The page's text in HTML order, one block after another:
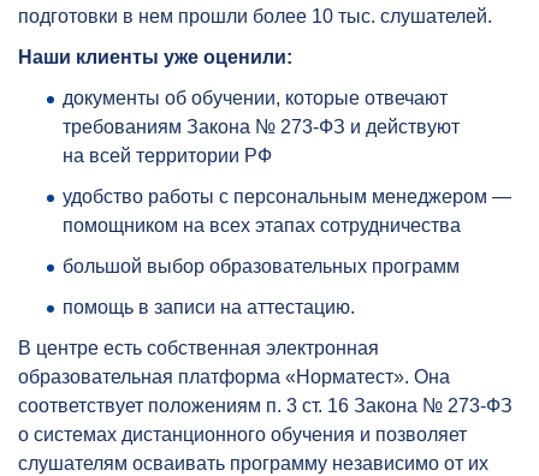
подготовки в нем прошли более 10 тыс. слушателей.
Наши клиенты уже оценили:
документы об обучении, которые отвечают
требованиям Закона № 273-ФЗ и действуют
на всей территории РФ
удобство работы с персональным менеджером —
помощником на всех этапах сотрудничества
большой выбор образовательных программ
помощь в записи на аттестацию.
В центре есть собственная электронная
образовательная платформа «Норматест». Она
соответствует положениям п. 3 ст. 16 Закона № 273-ФЗ
о системах дистанционного обучения и позволяет
слушателям осваивать программу независимо от их